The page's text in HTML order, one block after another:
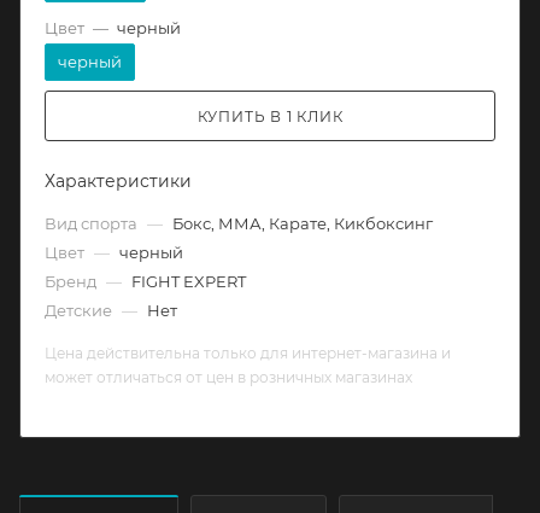
Цвет — черный
черный
КУПИТЬ В 1 КЛИК
Характеристики
Вид спорта — Бокс, ММА, Карате, Кикбоксинг
Цвет — черный
Бренд — FIGHT EXPERT
Детские — Нет
Цена действительна только для интернет-магазина и
может отличаться от цен в розничных магазинах